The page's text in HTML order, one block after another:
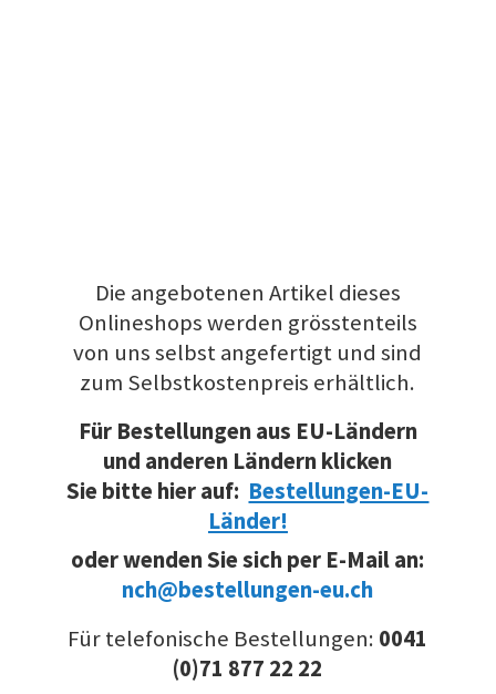
Die angebotenen Artikel dieses
Onlineshops werden grösstenteils
von uns selbst angefertigt und sind
zum Selbstkostenpreis erhältlich.
Für Bestellungen aus EU-Ländern
und anderen Ländern klicken
Sie bitte hier auf: Bestellungen-EU-
Länder!
oder wenden Sie sich per E-Mail an:
nch@bestellungen-eu.ch
Für telefonische Bestellungen: 0041
(0)71 877 22 22